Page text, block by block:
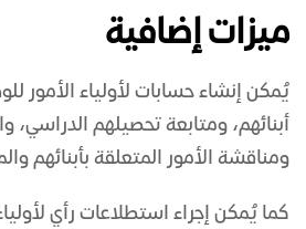
ميزات إضافية
يُمكن إنشاء حسابات لأولياء الأمور
أبنائهم، ومتابعة تحصيلهم الدراسي،
ومناقشة الأمور المتعلقة بأبنائهم
كما يُمكن إجراء استطلاعات رأي